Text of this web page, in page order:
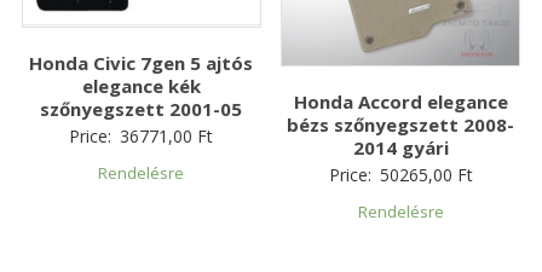
Honda Civic 7gen 5 ajtós
elegance kék
szőnyegszett 2001-05
Price: 36771,00 Ft
Rendelésre
Honda Accord elegance
bézs szőnyegszett 2008-
2014 gyári
Price: 50265,00 Ft
Rendelésre